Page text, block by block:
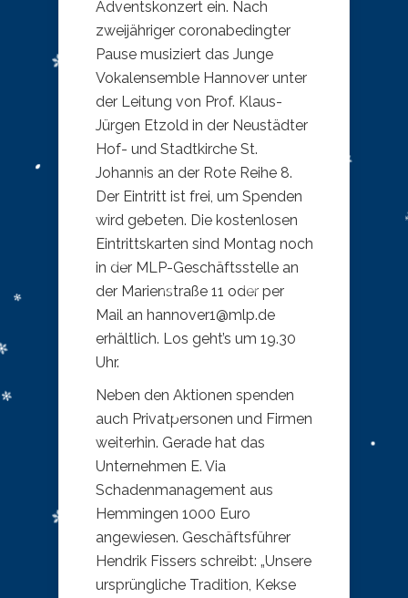
Adventskonzert ein. Nach
zweijähriger coronabedingter
Pause musiziert das Junge
Vokalensemble Hannover unter
der Leitung von Prof. Klaus-
Jürgen Etzold in der Neustädter
Hof- und Stadtkirche St.
Johannis an der Rote Reihe 8.
Der Eintritt ist frei, um Spenden
wird gebeten. Die kostenlosen
Eintrittskarten sind Montag noch
in der MLP-Geschäftsstelle an
der Marienstraße 11 oder per
Mail an hannover1@mlp.de
erhältlich. Los geht’s um 19.30
Uhr.
Neben den Aktionen spenden
auch Privatpersonen und Firmen
weiterhin. Gerade hat das
Unternehmen E. Via
Schadenmanagement aus
Hemmingen 1000 Euro
angewiesen. Geschäftsführer
Hendrik Fissers schreibt: „Unsere
ursprüngliche Tradition, Kekse